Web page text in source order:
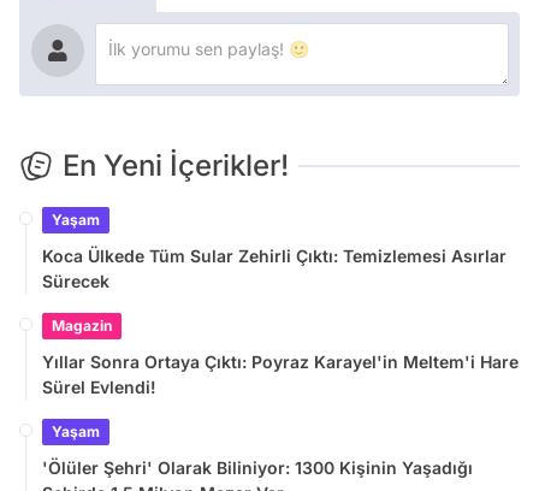
En Yeni İçerikler!
Yaşam
Koca Ülkede Tüm Sular Zehirli Çıktı: Temizlemesi Asırlar
Sürecek
Magazin
Yıllar Sonra Ortaya Çıktı: Poyraz Karayel'in Meltem'i Hare
Sürel Evlendi!
Yaşam
'Ölüler Şehri' Olarak Biliniyor: 1300 Kişinin Yaşadığı